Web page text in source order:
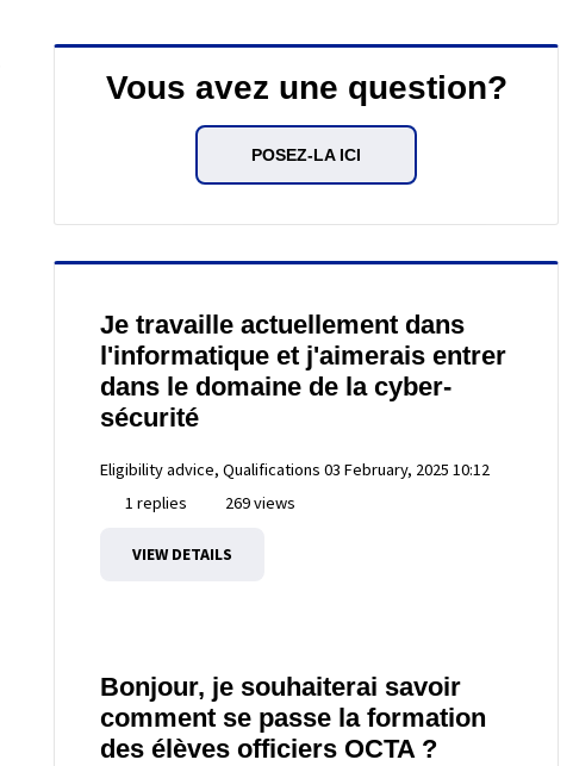
Vous avez une question?
POSEZ-LA ICI
Je travaille actuellement dans
l'informatique et j'aimerais entrer
dans le domaine de la cyber-
sécurité
Eligibility advice, Qualifications 03 February, 2025 10:12
1 replies
269 views
VIEW DETAILS
Bonjour, je souhaiterai savoir
comment se passe la formation
des élèves officiers OCTA ?